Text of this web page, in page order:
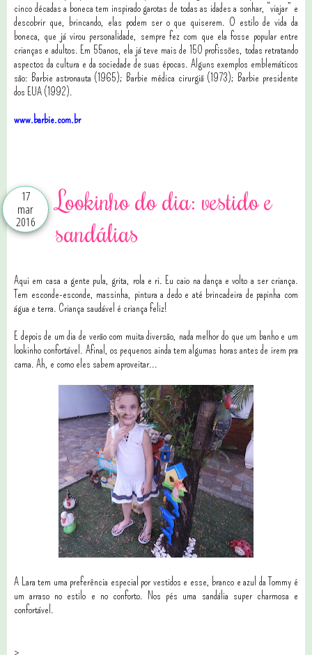
cinco décadas a boneca tem inspirado garotas de todas as idades a sonhar, “viajar” e
descobrir que, brincando, elas podem ser o que quiserem. O estilo de vida da
boneca, que já virou personalidade, sempre fez com que ela fosse popular entre
crianças e adultos. Em 55anos, ela já teve mais de 150 profissões, todas retratando
aspectos da cultura e da sociedade de suas épocas. Alguns exemplos emblemáticos
são: Barbie astronauta (1965); Barbie médica cirurgiã (1973); Barbie presidente
dos EUA (1992).
www.barbie.com.br
17
mar
2016
Lookinho do dia: vestido e
sandálias
Aqui em casa a gente pula, grita, rola e ri. Eu caio na dança e volto a ser criança.
Tem esconde-esconde, massinha, pintura a dedo e até brincadeira de papinha com
água e terra. Criança saudável é criança feliz!
E depois de um dia de verão com muita diversão, nada melhor do que um banho e um
lookinho confortável. Afinal, os pequenos ainda tem algumas horas antes de irem pra
cama. Ah, e como eles sabem aproveitar...
A Lara tem uma preferência especial por vestidos e esse, branco e azul da Tommy é
um arraso no estilo e no conforto. Nos pés uma sandália super charmosa e
confortável.
>